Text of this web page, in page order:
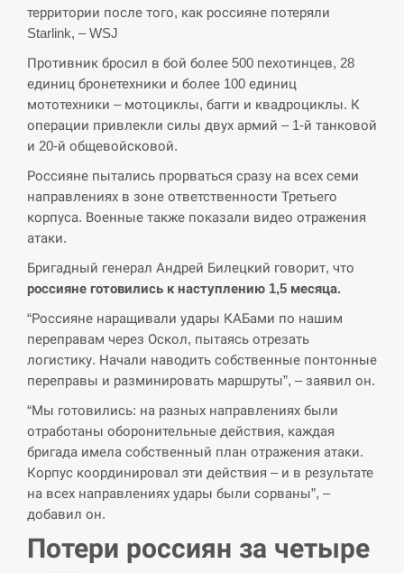
14:23
хотя у партнеров они…
СЕРПЕНЬ
У Румунії затоплять чотири баржі для
СЕРПЕНЬ
13:53
дронов Украины
СЕРПЕНЬ
13:40
Біля українського літака в аеропорту Лейпцига
виявили дрон, ймовірно, з…
СЕРПЕНЬ
13:23
“Они должны быть уничтожены”: в МИДе
ответили, как отреагируют на…
СЕРПЕНЬ
Тайвань проводить найбільші військові
территории после того, как россияне потеряли
Starlink, – WSJ
Противник бросил в бой более 500 пехотинцев, 28
единиц бронетехники и более 100 единиц
мототехники – мотоциклы, багги и квадроциклы. К
операции привлекли силы двух армий – 1-й танковой
и 20-й общевойсковой.
Россияне пытались прорваться сразу на всех семи
направлениях в зоне ответственности Третьего
корпуса. Военные также показали видео отражения
атаки.
Бригадный генерал Андрей Билецкий говорит, что
россияне готовились к наступлению 1,5 месяца.
“Россияне наращивали удары КАБами по нашим
переправам через Оскол, пытаясь отрезать
логистику. Начали наводить собственные понтонные
переправы и разминировать маршруты”, – заявил он.
“Мы готовились: на разных направлениях были
отработаны оборонительные действия, каждая
бригада имела собственный план отражения атаки.
Корпус координировал эти действия – и в результате
на всех направлениях удары были сорваны”, –
добавил он.
Потери россиян за четыре